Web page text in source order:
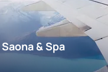
& Spa